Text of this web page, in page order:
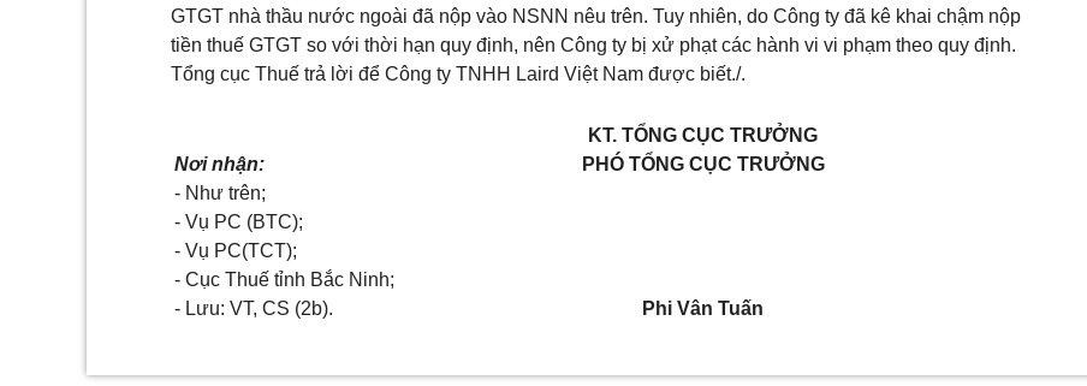
GTGT nhà thầu nước ngoài đã nộp vào NSNN nêu trên. Tuy nhiên, do Công ty đã kê khai chậm nộp
tiền thuế GTGT so với thời hạn quy định, nên Công ty bị xử phạt các hành vi vi phạm theo quy định.
Tổng cục Thuế trả lời để Công ty TNHH Laird Việt Nam được biết./.
Nơi nhận:
- Như trên;
- Vụ PC (BTC);
- Vụ PC(TCT);
- Cục Thuế tỉnh Bắc Ninh;
- Lưu: VT, CS (2b).
KT. TỔNG CỤC TRƯỞNG
PHÓ TỔNG CỤC TRƯỞNG
Phi Vân Tuấn